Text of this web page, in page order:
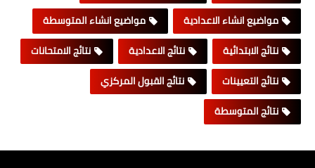
مواضيع انشاء الاعدادية
مواضيع انشاء المتوسطة
نتائج الابتدائية
نتائج الاعدادية
نتائج الامتحانات
نتائج التعيينات
نتائج القبول المركزي
نتائج المتوسطة